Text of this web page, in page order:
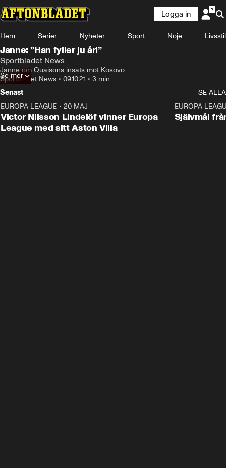
Logga in
Hem Serier Nyheter Sport Nöje Livsstil
Janne: ”Han fyller ju år!”
Sportbladet News
Janne om Quaisons insats mot Kosovo
Sportbladet News • 09.10.21 • 3 min
Se mer
Senast
SE ALLA
EUROPA LEAGUE • 20 MAJ
Victor Nilsson Lindelöf vinner Europa
League med sitt Aston Villa
EUROPA
Självmål